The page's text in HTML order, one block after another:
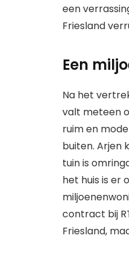
een
Friesland
Een
Na het
valt meteen
ruim en
buiten. Arjen
tuin is
het huis is er
contract bij
Friesland,